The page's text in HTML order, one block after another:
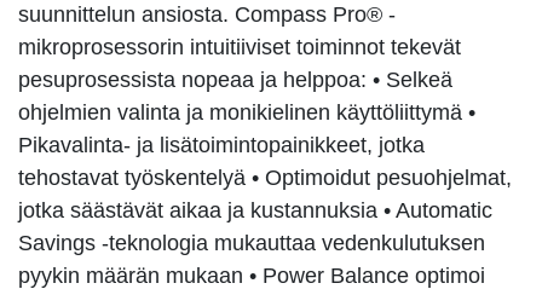
suunnittelun ansiosta. Compass Pro® -
mikroprosessorin intuitiiviset toiminnot tekevät
pesuprosessista nopeaa ja helppoa: • Selkeä
ohjelmien valinta ja monikielinen käyttöliittymä •
Pikavalinta- ja lisätoimintopainikkeet, jotka
tehostavat työskentelyä • Optimoidut pesuohjelmat,
jotka säästävät aikaa ja kustannuksia • Automatic
Savings -teknologia mukauttaa vedenkulutuksen
pyykin määrän mukaan • Power Balance optimoi